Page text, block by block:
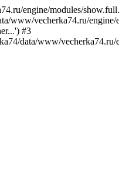
engine/modules/
www/vecherka74.ru/engine/
#3
data/www/vecherka74.ru/